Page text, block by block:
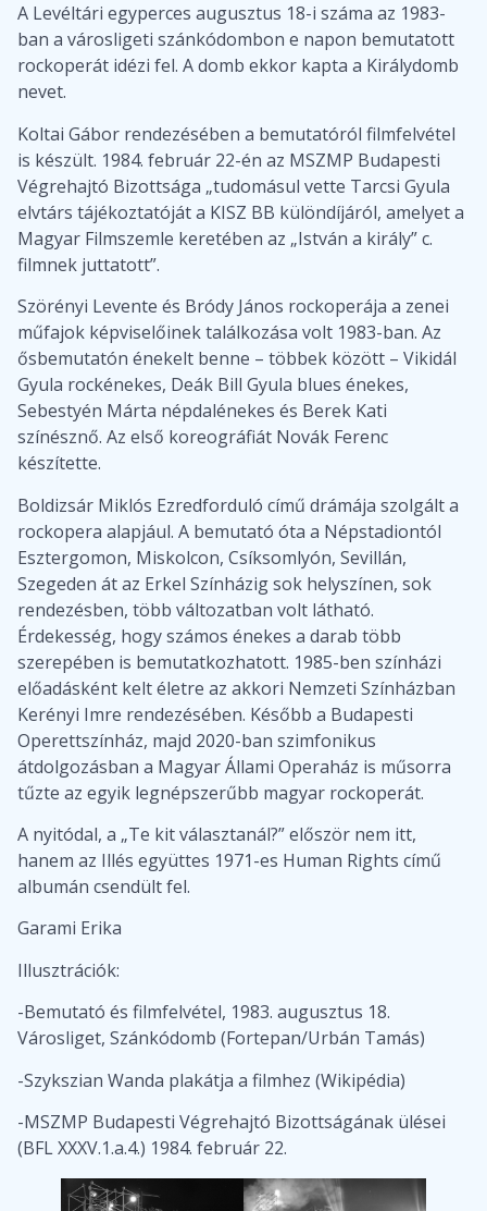
A Levéltári egyperces augusztus 18-i száma az 1983-
ban a városligeti szánkódombon e napon bemutatott
rockoperát idézi fel. A domb ekkor kapta a Királydomb
nevet.
Koltai Gábor rendezésében a bemutatóról filmfelvétel
is készült. 1984. február 22-én az MSZMP Budapesti
Végrehajtó Bizottsága „tudomásul vette Tarcsi Gyula
elvtárs tájékoztatóját a KISZ BB különdíjáról, amelyet a
Magyar Filmszemle keretében az „István a király” c.
filmnek juttatott”.
Szörényi Levente és Bródy János rockoperája a zenei
műfajok képviselőinek találkozása volt 1983-ban. Az
ősbemutatón énekelt benne – többek között – Vikidál
Gyula rockénekes, Deák Bill Gyula blues énekes,
Sebestyén Márta népdalénekes és Berek Kati
színésznő. Az első koreográfiát Novák Ferenc
készítette.
Boldizsár Miklós Ezredforduló című drámája szolgált a
rockopera alapjául. A bemutató óta a Népstadiontól
Esztergomon, Miskolcon, Csíksomlyón, Sevillán,
Szegeden át az Erkel Színházig sok helyszínen, sok
rendezésben, több változatban volt látható.
Érdekesség, hogy számos énekes a darab több
szerepében is bemutatkozhatott. 1985-ben színházi
előadásként kelt életre az akkori Nemzeti Színházban
Kerényi Imre rendezésében. Később a Budapesti
Operettszínház, majd 2020-ban szimfonikus
átdolgozásban a Magyar Állami Operaház is műsorra
tűzte az egyik legnépszerűbb magyar rockoperát.
A nyitódal, a „Te kit választanál?” először nem itt,
hanem az Illés együttes 1971-es Human Rights című
albumán csendült fel.
Garami Erika
Illusztrációk:
-Bemutató és filmfelvétel, 1983. augusztus 18.
Városliget, Szánkódomb (Fortepan/Urbán Tamás)
-Szykszian Wanda plakátja a filmhez (Wikipédia)
-MSZMP Budapesti Végrehajtó Bizottságának ülései
(BFL XXXV.1.a.4.) 1984. február 22.